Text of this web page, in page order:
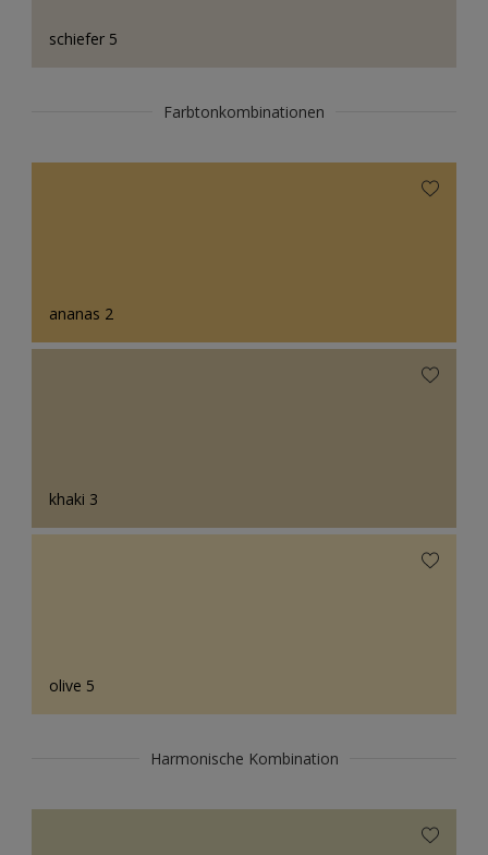
schiefer 5
Farbtonkombinationen
ananas 2
khaki 3
olive 5
Harmonische Kombination